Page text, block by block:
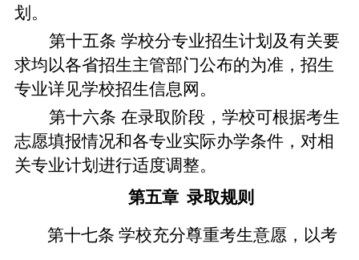
划。
第十五条 学校分专业招生计划及有关要
求均以各省招生主管部门公布的为准 ， 招生
专业详见学校招生信息网。
第十六条 在录取阶段，学校可根据考生
志愿填报情况和各专业实际办学条件，对相
关专业计划进行适度调整。
第五章 录取规则
第十七条 学校充分尊重考生意愿，以考